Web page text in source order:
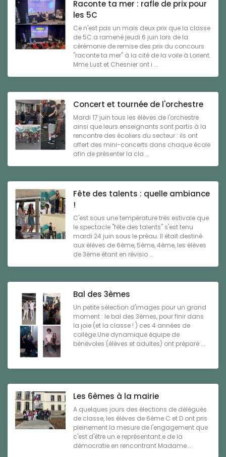
Raconte ta mer : rafle de prix pour
les 5C
Ce n'est pas un mais deux prix que la classe
de 5C a ramené jeudi 6 juin lors de la
cérémonie de remise des prix du concours
"raconte ta mer" à la cité de la voile à Lorient.
Mme Lust et Chesnier ont i ...
Concert et tournée de l'orchestre
Mardi 17 juin tous les élèves de l'orchestre
ainsi que leurs enseignants sont partis à la
rencontre des écoliers du secteur : ils ont
offert des mini-concerts dans chaque école
afin de présenter la cla ...
Fête des talents : quelle ambiance
!
C'est sous une température très estivale que
le spectacle "fête des talents" s'est tenu
mardi 24 juin sous le préau. Il était destiné
aux élèves de 6ème, 5ème, 4ème, les élèves
de 3ème étant en révisio ...
Bal des 3èmes
Un petite sélection d'images pour un grand
moment : le bal des 3èmes, pour finir dans
la joie (et la classe ! ) ces 4 années de
collège.Une dynamique équipe de
bénévoles (élèves et adultes) ont préparé ...
Les 6èmes à la mairie
A quelques jours des élections de délégués
de classe, les élèves de 6ème C et D ont pris
pleinement la mesure de l'engagement que
c'est d'être un.e représentant.e de la
démocratie en rencontrant Madame ...